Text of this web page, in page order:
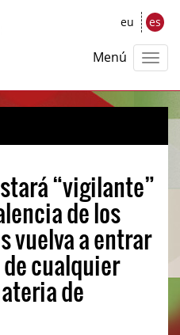
eu es
Menú
“vigilante”
de los
vuelva a entrar
cualquier
de